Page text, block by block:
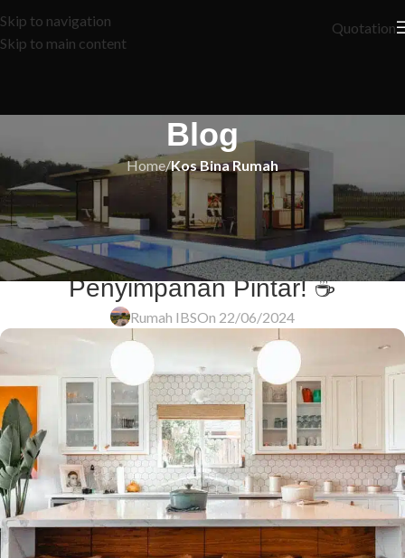
Skip to navigation
Skip to main content
Quotation
Blog
Home/Kos Bina Rumah
KOS BINA RUMAH UBAH SUAI DAPUR
🏆 8 Rahsia Dapur Impian Anda:
Dari Kabinet Coklat Hingga Ruang
Penyimpanan Pintar! ☕️
Rumah IBSOn 22/06/2024